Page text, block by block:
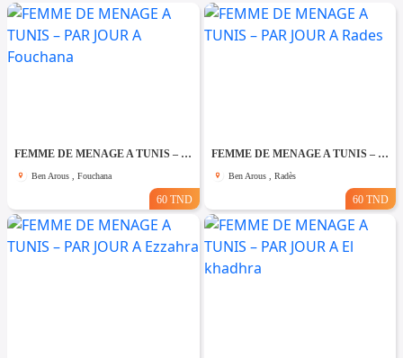
FEMME DE MENAGE A TUNIS – PAR JOUR A Fouchana
Ben Arous , Fouchana
60 TND
FEMME DE MENAGE A TUNIS – PAR JOUR A Rades
Ben Arous , Radès
60 TND